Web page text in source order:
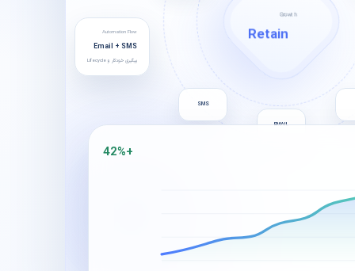
Growth
Retain
EMAIL
SMS
+42%
Automation Flow
Email + SMS
پیگیری خودکار و Lifecycle